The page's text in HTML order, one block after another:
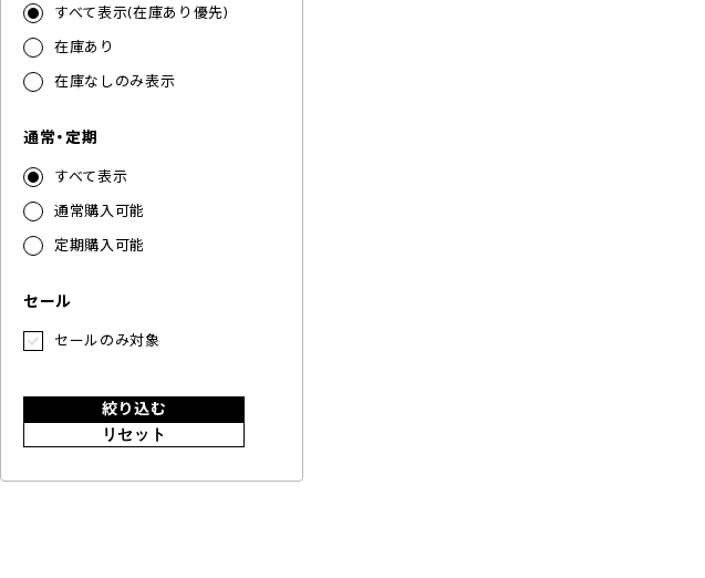
すべて表示(在庫あり優先)
在庫あり
在庫なしのみ表示
通常・定期
すべて表示
通常購入可能
定期購入可能
セール
セールのみ対象
絞り込む
リセット